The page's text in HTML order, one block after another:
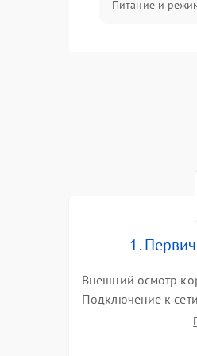
Питание и
1.
Внешний осмотр
Подключение к
звуковых